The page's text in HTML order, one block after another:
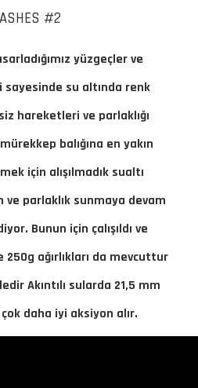
#2
yüzgeçler ve
su altında renk
hareketleri ve parlaklığı
balığına en yakın
için alışılmadık sualtı
ve parlaklık sunmaya devam
Bunun için çalışıldı ve
ağırlıkları da mevcuttur
Akıntılı sularda 21,5 mm
daha iyi aksiyon alır.